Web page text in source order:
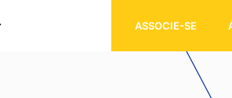
ASSOCIE-SE